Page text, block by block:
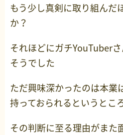
もう少し真剣に取り組んだ
か？
それほどにガチYouTuber
そうでした
ただ興味深かったのは本業
持っておられるというとこ
その判断に至る理由がまた